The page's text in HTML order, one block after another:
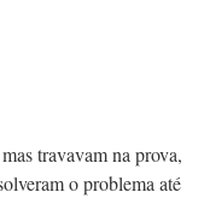
travavam na prova,
o problema até